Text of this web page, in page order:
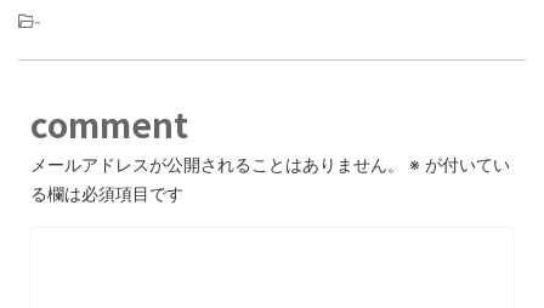
-
comment
メールアドレスが公開されることはありません。 ※ が付いてい
る欄は必須項目です